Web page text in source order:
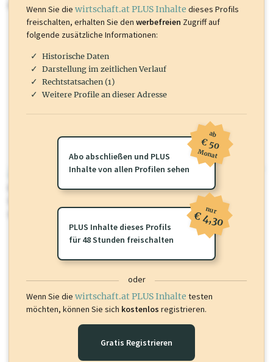
mehr.
wirtschaft.at PLUS
Für dieses Profil gibt es zusätzlichewirtschaft.at PLUS Inhalte
Sie momentan nicht einsehen können. Schalten Sie dieses Profil frei
oder loggen Sie sich ein um diese Inhalte zu sehen.
Wenn Sie die wirtschaft.at PLUS Inhalte dieses Profils
freischalten, erhalten Sie den werbefreien Zugriff auf
folgende zusätzliche Informationen:
Historische Daten
Darstellung im zeitlichen Verlauf
Rechtstatsachen (1)
Weitere Profile an dieser Adresse
Abo abschließen und PLUS
Inhalte von allen Profilen sehen
ab
€ 50
Monat
PLUS Inhalte dieses Profils
für 48 Stunden freischalten
nur
€ 4,30
oder
Wenn Sie die wirtschaft.at PLUS Inhalte testen
möchten, können Sie sich kostenlos registrieren.
Gratis Registrieren